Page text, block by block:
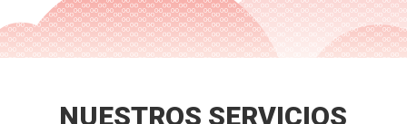
NUESTROS SERVICIOS